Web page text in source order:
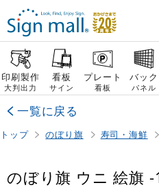
印刷製作
大判出力
看板
サイン
プレート
看板
バック
パネル
一覧に戻る
トップ のぼり旗 寿司・海鮮
のぼり旗 ウニ 絵旗 -